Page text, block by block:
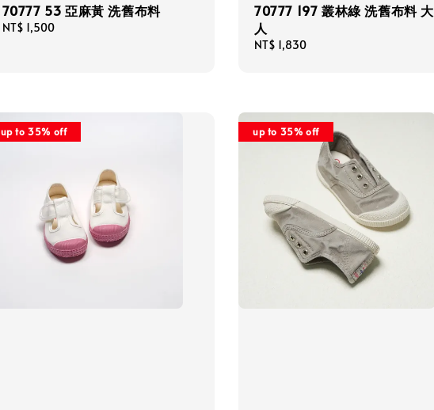
70777 53 亞麻黃 洗舊布料
Regular
NT$ 1,500
70777 197 叢林綠 洗舊布料 大
人
Regular
NT$ 1,830
up to 35% off up to 35% off